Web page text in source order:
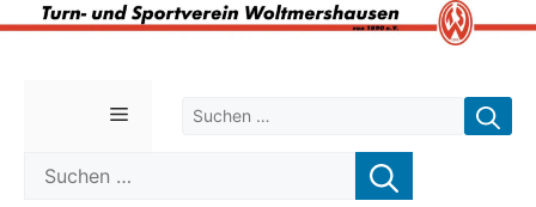
Suchen nach:
Menü
Suchen nach: